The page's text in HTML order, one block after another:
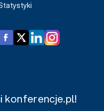
konferencje.pl!